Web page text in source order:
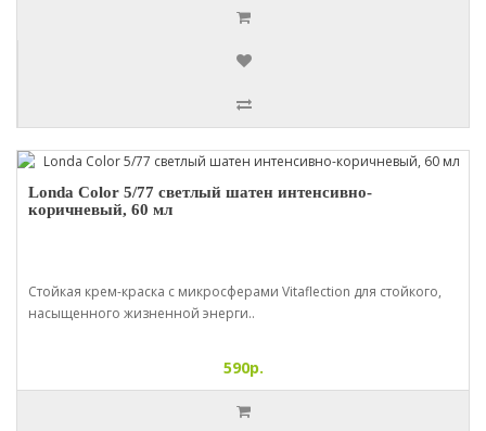
Londa Color 5/77 светлый шатен интенсивно-
коричневый, 60 мл
Стойкая крем-краска с микросферами Vitaflection для стойкого,
насыщенного жизненной энерги..
590р.